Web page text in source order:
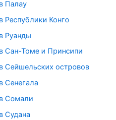
Палау
Республики Конго
Руанды
Сан-Томе и Принсипи
Сейшельских островов
Сенегала
Сомали
Судана